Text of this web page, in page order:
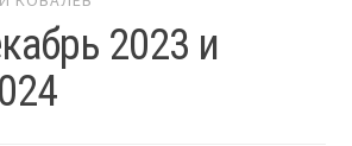
2023 и